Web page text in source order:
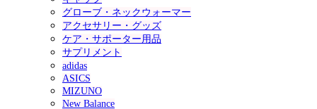
グローブ・ネックウォーマー
アクセサリー・グッズ
ケア・サポーター用品
サプリメント
adidas
ASICS
MIZUNO
New Balance